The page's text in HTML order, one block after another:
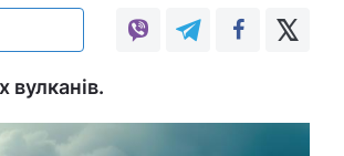
вулканів.